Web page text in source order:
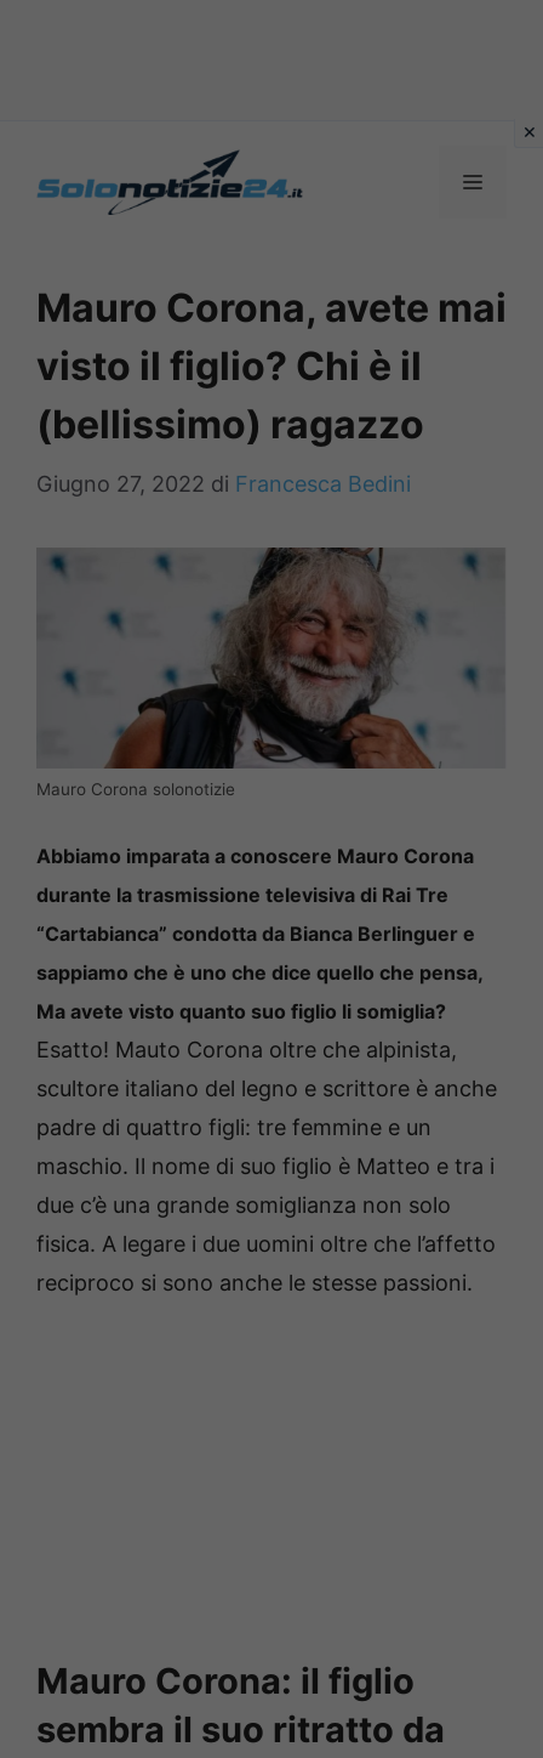
MENU
Mauro Corona, avete mai
visto il figlio? Chi è il
(bellissimo) ragazzo
Giugno 27, 2022 di Francesca Bedini
Mauro Corona solonotizie
Abbiamo imparata a conoscere Mauro Corona
durante la trasmissione televisiva di Rai Tre
“Cartabianca” condotta da Bianca Berlinguer e
sappiamo che è uno che dice quello che pensa,
Ma avete visto quanto suo figlio li somiglia?
Esatto! Mauto Corona oltre che alpinista,
scultore italiano del legno e scrittore è anche
padre di quattro figli: tre femmine e un
maschio. Il nome di suo figlio è Matteo e tra i
due c’è una grande somiglianza non solo
fisica. A legare i due uomini oltre che l’affetto
reciproco si sono anche le stesse passioni.
Mauro Corona: il figlio
sembra il suo ritratto da